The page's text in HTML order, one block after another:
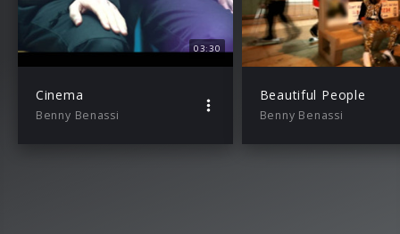
03:30
Cinema
Benny Benassi
Beautiful People
Benny Benassi